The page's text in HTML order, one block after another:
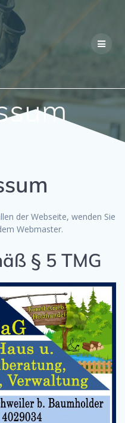
der Webseite, wenden Sie
Webmaster.
§ 5 TMG